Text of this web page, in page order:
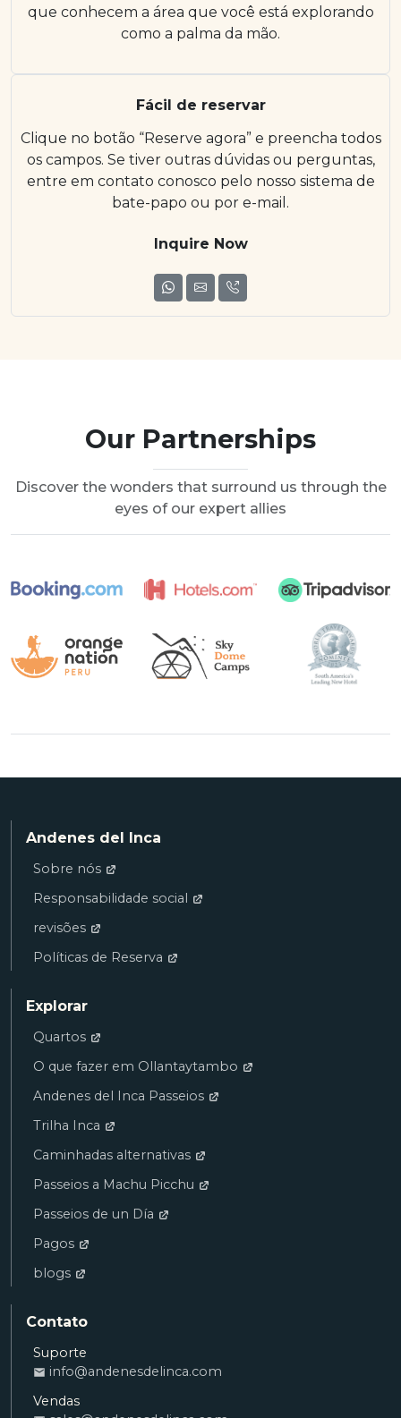
que conhecem a área que você está explorando
como a palma da mão.
Fácil de reservar
Clique no botão “Reserve agora” e preencha todos
os campos. Se tiver outras dúvidas ou perguntas,
entre em contato conosco pelo nosso sistema de
bate-papo ou por e-mail.
Inquire Now
Our Partnerships
Discover the wonders that surround us through the
eyes of our expert allies
Andenes del Inca
Sobre nós
Responsabilidade social
revisões
Políticas de Reserva
Explorar
Quartos
O que fazer em Ollantaytambo
Andenes del Inca Passeios
Trilha Inca
Caminhadas alternativas
Passeios a Machu Picchu
Passeios de un Día
Pagos
blogs
Contato
Suporte
info@andenesdelinca.com
Vendas